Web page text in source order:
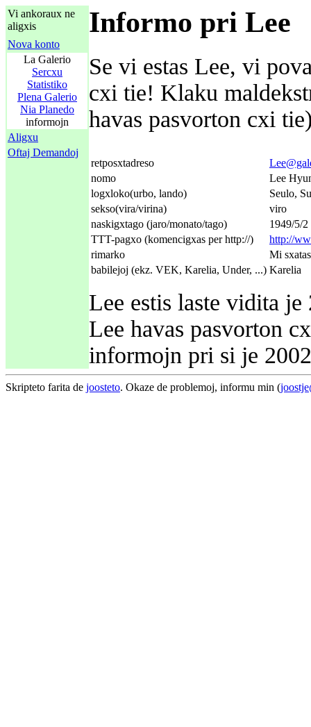
Vi ankoraux ne
aligxis
Nova konto
La Galerio
Sercxu
Statistiko
Plena Galerio
Nia Planedo
informojn
Aligxu
Oftaj Demandoj
Informo pri Lee
Se vi estas Lee, vi
cxi tie! Klaku
havas pasvorton cxi
retposxtadreso
nomo
Lee
logxloko(urbo, lando)
Seulo,
sekso(vira/virina)
viro
naskigxtago (jaro/monato/tago)
1949/5/2
TTT-pagxo (komencigxas per http://)
http://
rimarko
Mi
babilejoj (ekz. VEK, Karelia, Under, ...) Karelia
Lee estis laste vidita
Lee havas pasvorton
informojn pri si je
Skripteto farita de joosteto. Okaze de problemoj, informu min (